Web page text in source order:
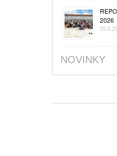
2026
NOVINKY